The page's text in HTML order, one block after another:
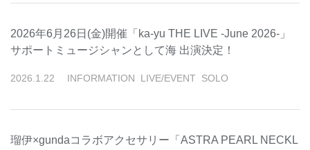
2026年6月26日(金)開催「ka-yu THE LIVE -June 2026-」
サポートミュージシャンとして海 出演決定！
2026 1 22 INFORMATION LIVE/EVENT SOLO
瑠伊×gundaコラボアクセサリー「ASTRA PEARL NECKL